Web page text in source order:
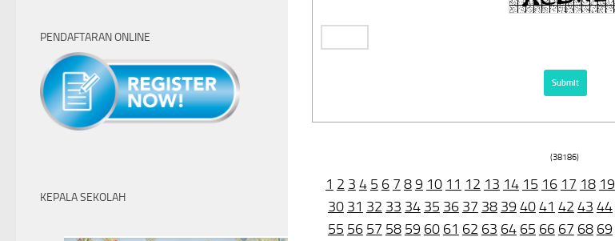
(38186)
1 2 3 4 5 6 7 89 10 11 12 13 14 15 16 17 18 19
30 31 32 33 34 35 36 37 38 39 4041 42 43 44
55 56 57 58 59 60 61 62 63 64 65 66 67 68 69
PENDAFTARAN ONLINE
KEPALA SEKOLAH